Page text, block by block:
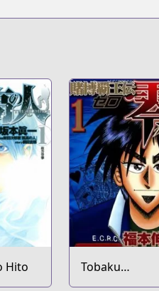
Hito
Tobaku
Haouden Zero